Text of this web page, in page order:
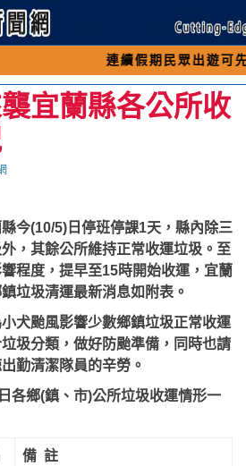
連續假期民眾出遊可先撥打交通
宜蘭縣各公所收
今(10/5)日停班停課1天，縣內除三
，其餘公所維持正常收運垃圾。至
程度，提早至15時開始收運，宜蘭
垃圾清運最新消息如附表。
犬颱風影響少數鄉鎮垃圾正常收運
圾分類，做好防颱準備，同時也請
勤清潔隊員的辛勞。
各鄉(鎮、市)公所垃圾收運情形一
備 註